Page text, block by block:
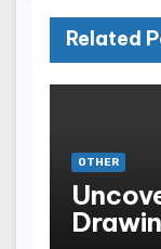
Related
OTHER